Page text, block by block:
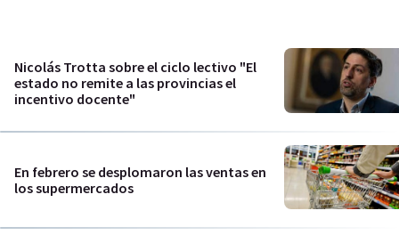
Nicolás Trotta sobre el ciclo lectivo "El
estado no remite a las provincias el
incentivo docente"
En febrero se desplomaron las ventas en
los supermercados